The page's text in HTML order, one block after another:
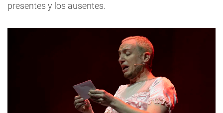
presentes y los ausentes.